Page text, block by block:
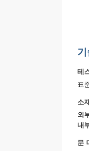
테
표
소
외
내
문